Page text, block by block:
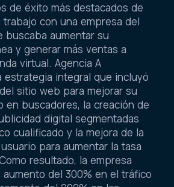
de éxito más destacados de
trabajo con una empresa del
buscaba aumentar su
y generar más ventas a
virtual. Agencia A
estrategia integral que incluyó
sitio web para mejorar su
en buscadores, la creación de
digital segmentadas
cualificado y la mejora de la
para aumentar la tasa
resultado, la empresa
del 300% en el tráfico